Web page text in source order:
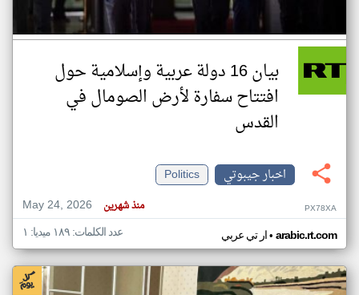
بيان 16 دولة عربية وإسلامية حول
افتتاح سفارة لأرض الصومال في
القدس
اخبار جيبوتي
Politics
May 24, 2026
منذ شهرين PX78XA
ار تي عربي• arabic.rt.com عدد الكلمات: ١٨٩ ميديا: ١